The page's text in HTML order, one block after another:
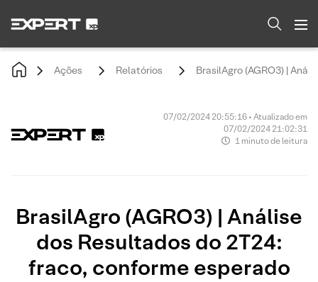
Ações Relatórios BrasilAgro (AGRO3) |
07/02/2024 20:55:16 • Atualizado em
07/02/2024 21:02:31
1 minuto de leitura
BrasilAgro (AGRO3) | Análise
dos Resultados do 2T24:
fraco, conforme esperado